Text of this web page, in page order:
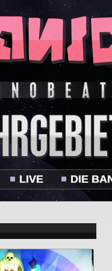
LIVE DIE